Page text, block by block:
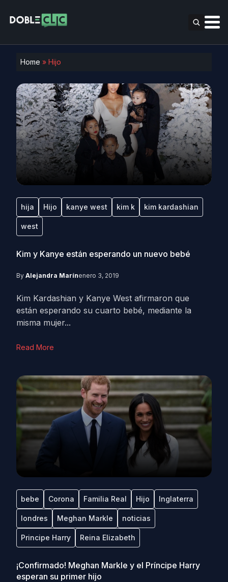
Home » Hijo
hija Hijo kanye west kim k kim kardashian
west
Kim y Kanye están esperando un nuevo bebé
By Alejandra Marínenero 3, 2019
Kim Kardashian y Kanye West afirmaron que
están esperando su cuarto bebé, mediante la
misma mujer...
Read More
bebe Corona Familia Real Hijo Inglaterra
londres Meghan Markle noticias
Principe Harry Reina Elizabeth
¡Confirmado! Meghan Markle y el Príncipe Harry
esperan su primer hijo